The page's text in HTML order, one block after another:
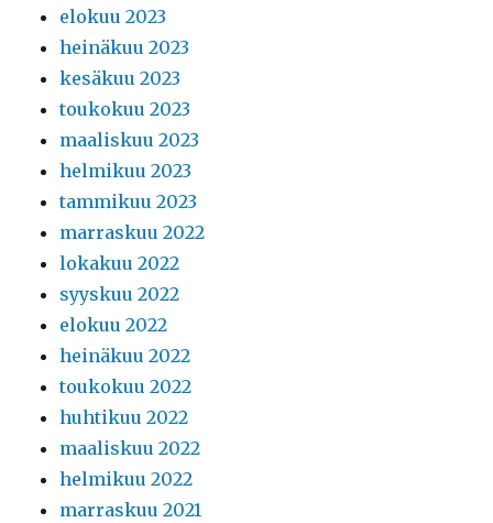
elokuu 2023
heinäkuu 2023
kesäkuu 2023
toukokuu 2023
maaliskuu 2023
helmikuu 2023
tammikuu 2023
marraskuu 2022
lokakuu 2022
syyskuu 2022
elokuu 2022
heinäkuu 2022
toukokuu 2022
huhtikuu 2022
maaliskuu 2022
helmikuu 2022
marraskuu 2021